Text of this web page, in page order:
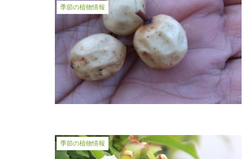
季節の植物情報
季節の植物情報